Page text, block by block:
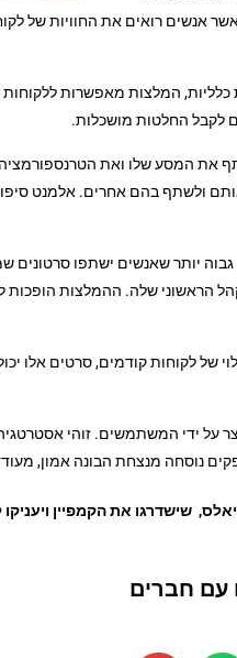
רואים את החוויות של
המלצות מאפשרות ללקוחות
לקבל החלטות מושכלות.
את המסע שלו ואת
ולשתף בהם אחרים. אלמנט
יותר שאנשים ישתפו סרטונים
הראשוני שלה. ההמלצות הופכות
לקוחות קודמים, סרטים אלו
על ידי המשתמשים. זוהי
נוסחה מנצחת הבונה אמון,
חברים